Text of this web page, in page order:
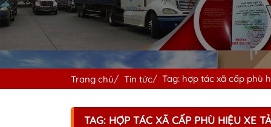
Trang chủ Tin tức Tag: hợp tác xã cấp phù
TAG: HỢP TÁC XÃ CẤP PHÙ HIỆU XE